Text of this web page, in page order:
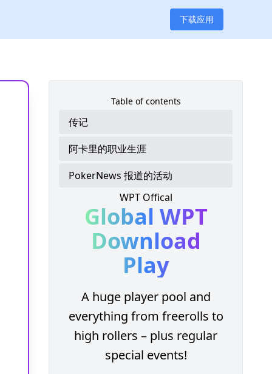
下载应用
Table of contents
传记
阿卡里的职业生涯
PokerNews 报道的活动
WPT Offical
Global WPT
Download
Play
A huge player pool and
everything from freerolls to
high rollers – plus regular
special events!